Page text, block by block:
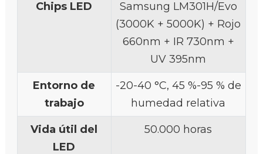
Chips LED
Samsung LM301H/Evo
(3000K + 5000K) + Rojo
660nm + IR 730nm +
UV 395nm
Entorno de
trabajo
-20-40 °C, 45 %-95 % de
humedad relativa
Vida útil del
LED
50.000 horas